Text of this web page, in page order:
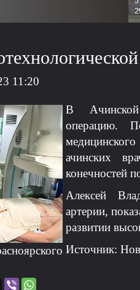
11:20
В Ачинской
операцию.
ачинских
конечностей
Алексей
артерии,
развитии
Источник: